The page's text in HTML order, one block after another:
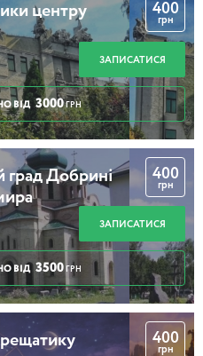
центру 400
грн
ЗАПИСАТИСЯ
ВІД 3000 ГРН
град Добрині
400
грн
ЗАПИСАТИСЯ
ВІД 3500 ГРН
400
грн